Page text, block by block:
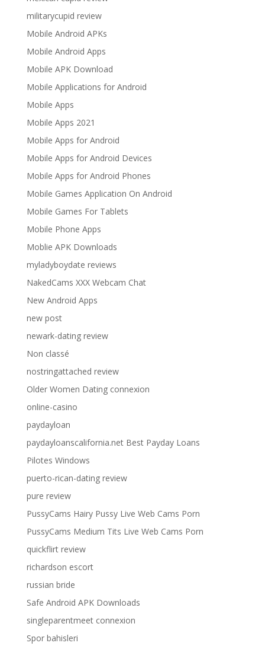
militarycupid review
Mobile Android APKs
Mobile Android Apps
Mobile APK Download
Mobile Applications for Android
Mobile Apps
Mobile Apps 2021
Mobile Apps for Android
Mobile Apps for Android Devices
Mobile Apps for Android Phones
Mobile Games Application On Android
Mobile Games For Tablets
Mobile Phone Apps
Moblie APK Downloads
myladyboydate reviews
NakedCams XXX Webcam Chat
New Android Apps
new post
newark-dating review
Non classé
nostringattached review
Older Women Dating connexion
online-casino
paydayloan
paydayloanscalifornia.net Best Payday Loans
Pilotes Windows
puerto-rican-dating review
pure review
PussyCams Hairy Pussy Live Web Cams Porn
PussyCams Medium Tits Live Web Cams Porn
quickflirt review
richardson escort
russian bride
Safe Android APK Downloads
singleparentmeet connexion
Spor bahisleri